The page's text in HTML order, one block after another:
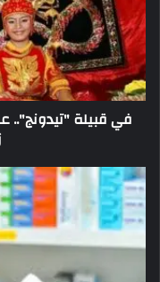
في قبيلة "تيدونج"..